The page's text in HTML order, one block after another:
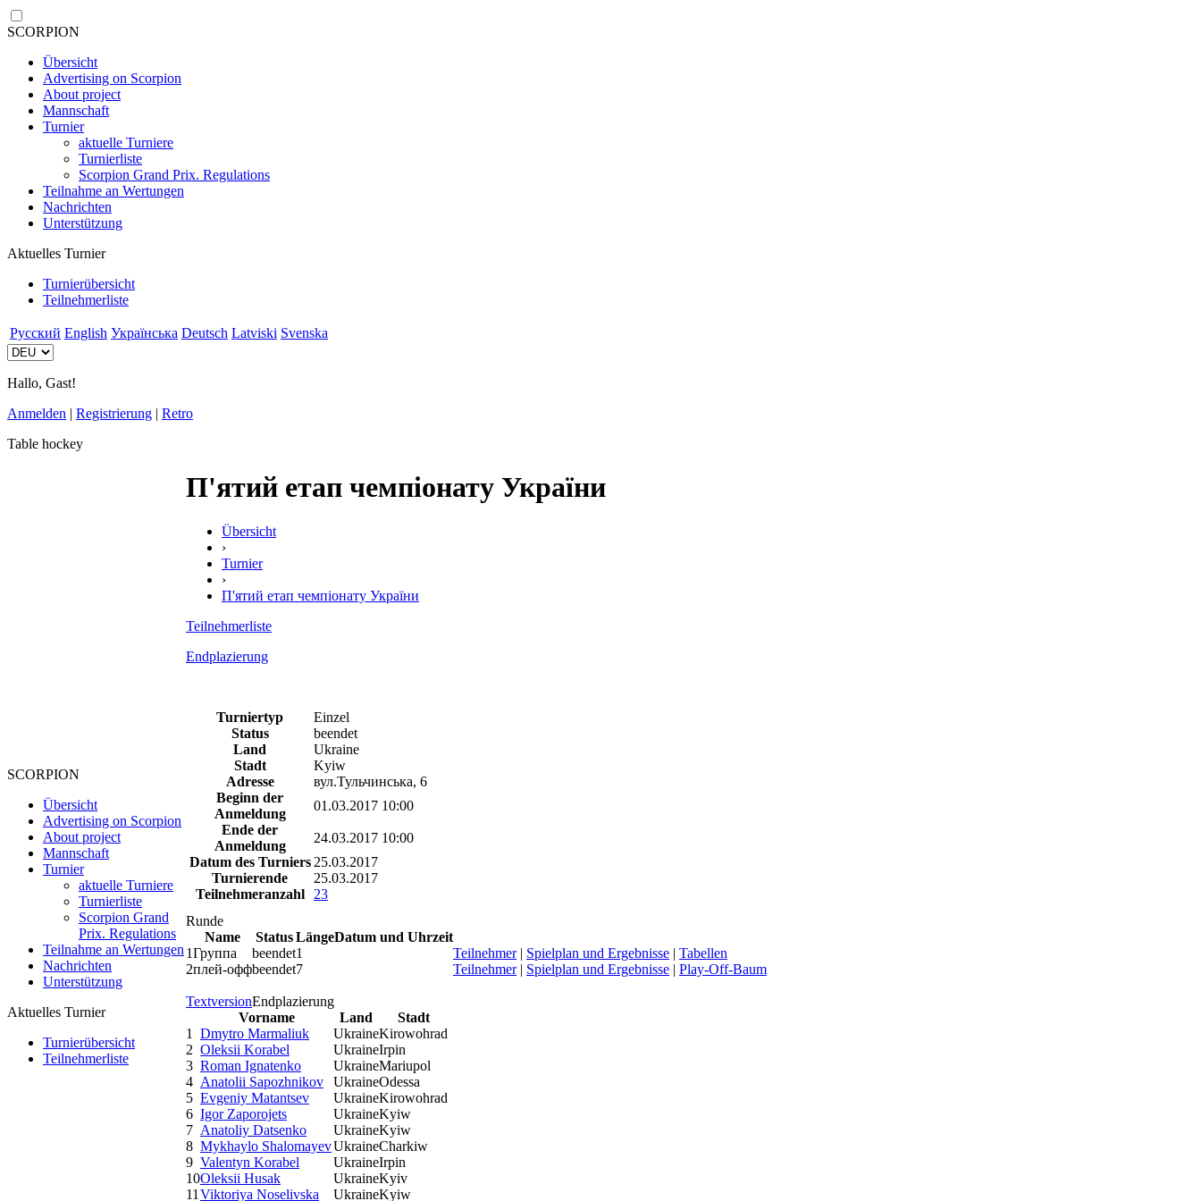
SCORPION
Übersicht
Advertising on Scorpion
About project
Mannschaft
Turnier
aktuelle Turniere
Turnierliste
Scorpion Grand Prix. Regulations
Teilnahme an Wertungen
Nachrichten
Unterstützung
Aktuelles Turnier
Turnierübersicht
Teilnehmerliste
Русский English Українська Deutsch Latviski Svenska
Hallo, Gast!
Anmelden | Registrierung | Retro
Table hockey
SCORPION
Übersicht
Advertising on Scorpion
About project
Mannschaft
Turnier
aktuelle Turniere
Turnierliste
Scorpion Grand
Prix. Regulations
Teilnahme an Wertungen
Nachrichten
Unterstützung
Aktuelles Turnier
Turnierübersicht
Teilnehmerliste
П'ятий етап чемпіонату України
Übersicht
›
Turnier
›
П'ятий етап чемпіонату України
Teilnehmerliste
Endplazierung
Turniertyp
Einzel
Status
beendet
Land
Ukraine
Stadt
Kyiw
Adresse
вул.Тульчинська, 6
Beginn der
Anmeldung
01.03.2017 10:00
Ende der
Anmeldung
24.03.2017 10:00
Datum des Turniers 25.03.2017
Turnierende
25.03.2017
Teilnehmeranzahl
23
Runde
Name
Status LängeDatum und Uhrzeit
1Группа beendet1 Teilnehmer| Spielplan und Ergebnisse | Tabellen
2плей-оффbeendet7 Teilnehmer| Spielplan und Ergebnisse | Play-Off-Baum
TextversionEndplazierung
Vorname
Land
Stadt
1
Dmytro Marmaliuk UkraineKirowohrad
2 Oleksii Korabel UkraineIrpin
3 Roman Ignatenko UkraineMariupol
4 Anatolii Sapozhnikov UkraineOdessa
5 Evgeniy Matantsev UkraineKirowohrad
6 Igor Zaporojets UkraineKyiw
7 Anatoliy Datsenko UkraineKyiw
8 Mykhaylo ShalomayevUkraineCharkiw
9 Valentyn Korabel UkraineIrpin
10Oleksii Husak UkraineKyiv
11 Viktoriya Noselivska UkraineKyiw